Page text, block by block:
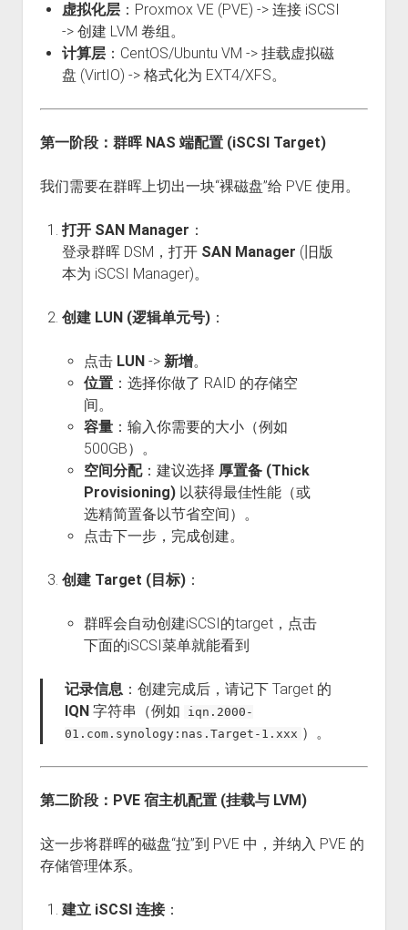
虚拟化层：Proxmox VE (PVE) -> 连接 iSCSI
-> 创建 LVM 卷组。
计算层：CentOS/Ubuntu VM -> 挂载虚拟磁
盘 (VirtIO) -> 格式化为 EXT4/XFS。
第一阶段：群晖 NAS 端配置 (iSCSI Target)
我们需要在群晖上切出一块“裸磁盘”给 PVE 使用。
打开 SAN Manager ：
登录群晖 DSM，打开 SAN Manager (旧版
本为 iSCSI Manager)。
创建 LUN (逻辑单元号)：
点击 LUN-> 新增。
位置：选择你做了 RAID 的存储空
间。
容量：输入你需要的大小（例如
500GB）。
空间分配：建议选择 厚置备 (Thick
Provisioning)以获得最佳性能（或
选精简置备以节省空间）。
点击下一步，完成创建。
创建 Target (目标)：
群晖会自动创建iSCSI的target，点击
下面的iSCSI菜单就能看到
记录信息：创建完成后，请记下 Target 的
IQN字符串（例如
iqn.2000-
01.com.synology:nas.Target-1.xxx ）。
第二阶段：PVE 宿主机配置 (挂载与 LVM)
这一步将群晖的磁盘“拉”到 PVE 中，并纳入 PVE 的
存储管理体系。
建立 iSCSI 连接：